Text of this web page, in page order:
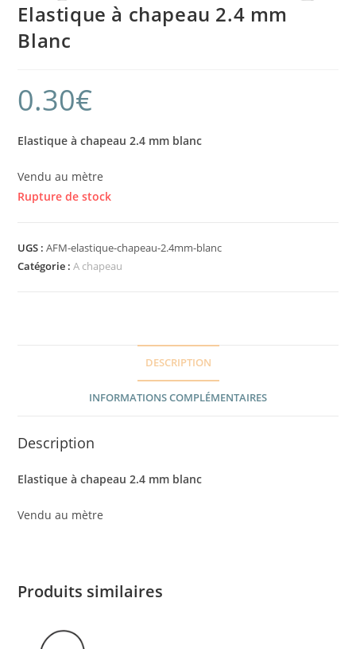
Elastique à chapeau 2.4 mm
Blanc
0.30€
Elastique à chapeau 2.4 mm blanc
Vendu au mètre
Rupture de stock
UGS :AFM-elastique-chapeau-2.4mm-blanc
Catégorie :A chapeau
DESCRIPTION
INFORMATIONS COMPLÉMENTAIRES
Description
Elastique à chapeau 2.4 mm blanc
Vendu au mètre
Produits similaires